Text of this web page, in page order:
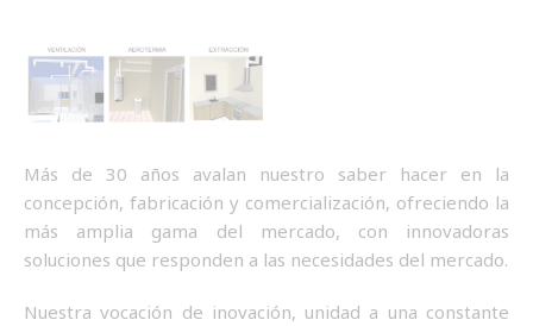
Más de 30 años avalan nuestro saber hacer en la
concepción, fabricación y comercialización, ofreciendo la
más amplia gama del mercado, con innovadoras
soluciones que responden a las necesidades del mercado.
Nuestra vocación de inovación, unidad a una constante